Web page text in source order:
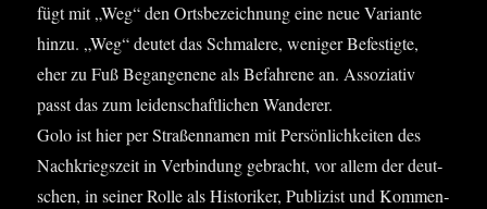
fügt mit „Weg“ den Orts­be­zeich­nung eine neue Vari­an­te
hin­zu. „Weg“ deu­tet das Schma­le­re, weni­ger Befes­tig­te,
eher zu Fuß Began­ge­ne­ne als Befah­re­ne an. Asso­zia­tiv
passt das zum lei­den­schaft­li­chen Wan­de­rer.
Golo ist hier per Stra­ßen­na­men mit Per­sön­lich­kei­ten des
Nach­kriegs­zeit in Ver­bin­dung gebracht, vor allem der deut­
schen, in sei­ner Rol­le als His­to­ri­ker, Publi­zist und Kom­men­